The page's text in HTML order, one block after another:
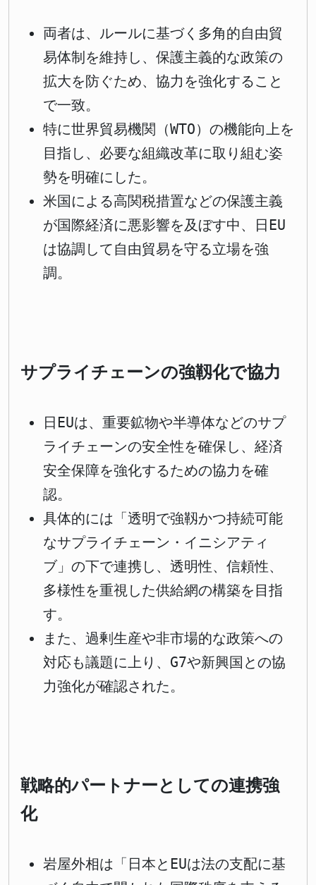
両者は、ルールに基づく多角的自由貿
易体制を維持し、保護主義的な政策の
拡大を防ぐため、協力を強化すること
で一致。
特に世界貿易機関（WTO）の機能向上を
目指し、必要な組織改革に取り組む姿
勢を明確にした。
米国による高関税措置などの保護主義
が国際経済に悪影響を及ぼす中、日EU
は協調して自由貿易を守る立場を強
調。
サプライチェーンの強靱化で協力
日EUは、重要鉱物や半導体などのサプ
ライチェーンの安全性を確保し、経済
安全保障を強化するための協力を確
認。
具体的には「透明で強靱かつ持続可能
なサプライチェーン・イニシアティ
ブ」の下で連携し、透明性、信頼性、
多様性を重視した供給網の構築を目指
す。
また、過剰生産や非市場的な政策への
対応も議題に上り、G7や新興国との協
力強化が確認された。
戦略的パートナーとしての連携強
化
岩屋外相は「日本とEUは法の支配に基